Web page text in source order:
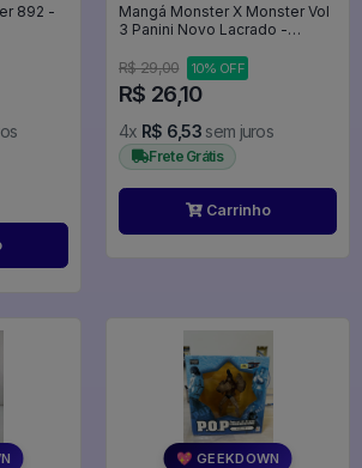
892 -
Mangá Monster X Monster Vol
3 Panini Novo Lacrado -
R$ 29,00
10% OFF
R$ 26,10
4x R$ 6,53 sem juros
Frete Grátis
Carrinho
💖 GEEKDOWN